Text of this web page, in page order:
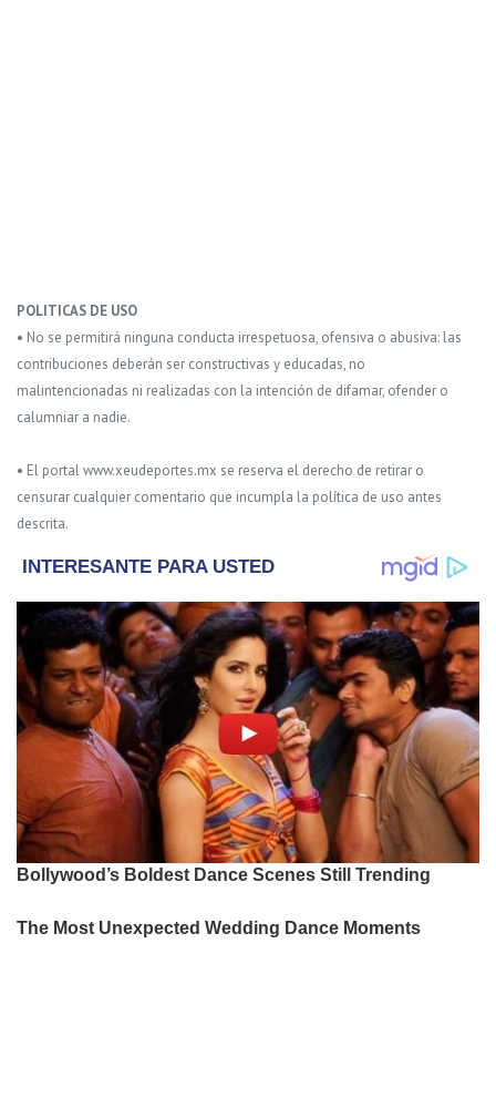
POLITICAS DE USO
• No se permitirá ninguna conducta irrespetuosa, ofensiva o abusiva: las
contribuciones deberán ser constructivas y educadas, no
malintencionadas ni realizadas con la intención de difamar, ofender o
calumniar a nadie.
• El portal www.xeudeportes.mx se reserva el derecho de retirar o
censurar cualquier comentario que incumpla la política de uso antes
descrita.